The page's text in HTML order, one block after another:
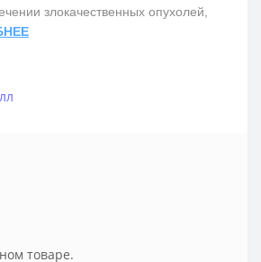
злокачественных опухолей,
товаре.